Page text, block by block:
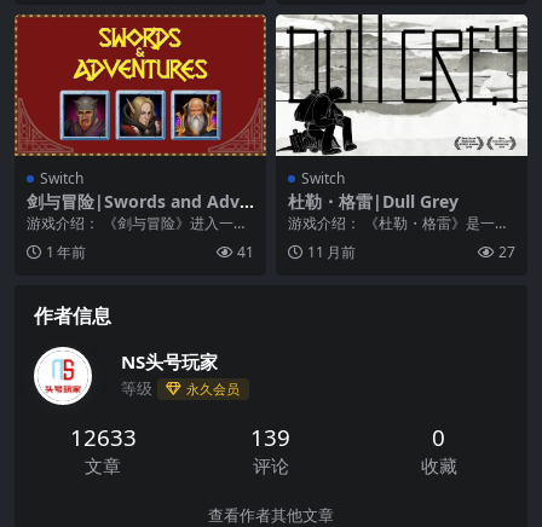
Switch
剑与冒险|Swords and Adve
ntures
游戏介绍： 《剑与冒险》进入一个
梦幻般的世界，寻找名声和荣耀！
经典RPG，直接...
1 年前 41
Switch
杜勒・格雷|Dull Grey
游戏介绍： 《杜勒・格雷》是一部
关于成长的获奖视觉小说。它讲述
了母亲和儿子，自由...
11 月前 27
作者信息
NS头号玩家
等级 永久会员
12633
文章
139
评论
0
收藏
查看作者其他文章